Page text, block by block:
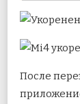
После